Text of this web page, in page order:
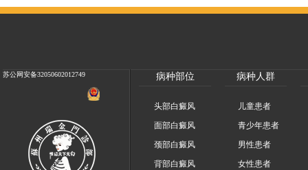
苏公网安备32050602012749 病种部位 病种人群
头部白癜风
面部白癜风
颈部白癜风
背部白癜风
儿童患者
青少年患者
男性患者
女性患者